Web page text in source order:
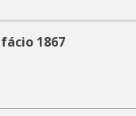
1867